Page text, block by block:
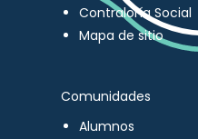
Contraloría Social
Mapa de sitio
Comunidades
Alumnos